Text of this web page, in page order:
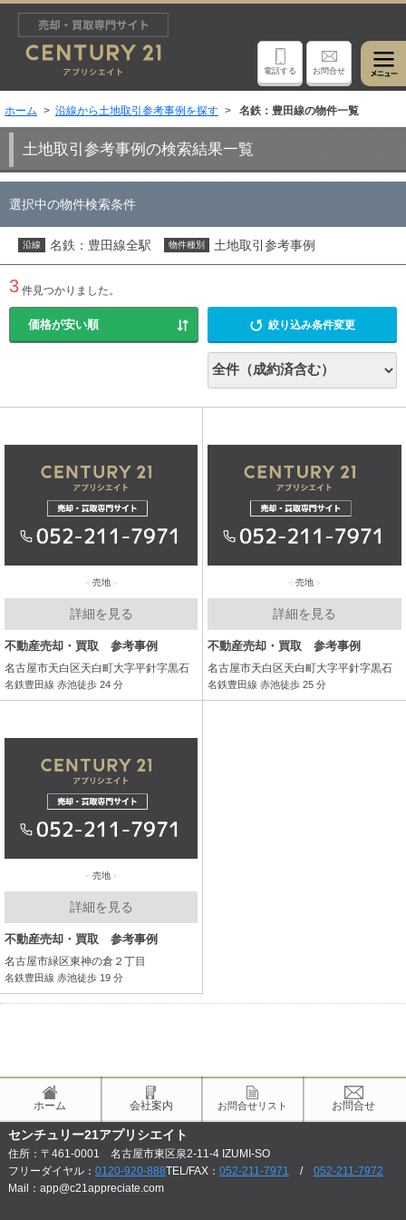
電話する お問合せ
ホーム 沿線から土地取引参考事例を探す 名鉄：豊田線の物件一覧
土地取引参考事例の検索結果一覧
選択中の物件検索条件
沿線 名鉄：豊田線全駅 物件種別 土地取引参考事例
3 件見つかりました。
絞り込み条件変更
売地
詳細を見る
不動産売却・買取 参考事例
名古屋市天白区天白町大字平針字黒石
名鉄豊田線 赤池徒歩 24 分
売地
詳細を見る
不動産売却・買取 参考事例
名古屋市天白区天白町大字平針字黒石
名鉄豊田線 赤池徒歩 25 分
売地
詳細を見る
不動産売却・買取 参考事例
名古屋市緑区東神の倉２丁目
名鉄豊田線 赤池徒歩 19 分
ホーム 会社案内 お問合せリスト お問合せ
センチュリー21アプリシエイト
住所：〒461-0001 名古屋市東区泉2-11-4 IZUMI-SO
フリーダイヤル： 0120-920-888TEL/FAX： 052-211-7971 / 052-211-7972
Mail：app@c21appreciate.com